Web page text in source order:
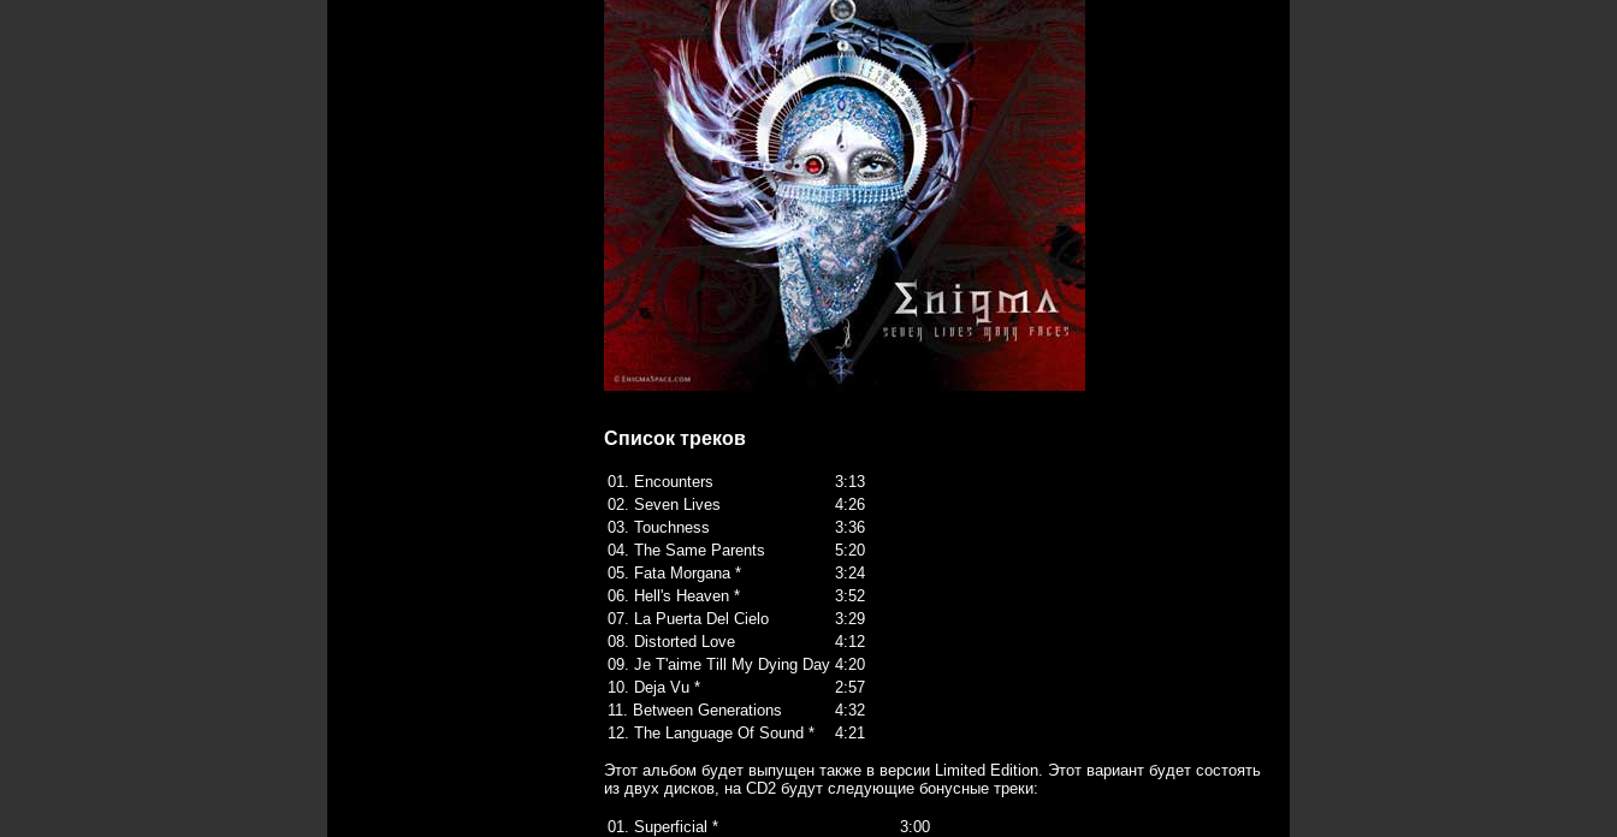
Список треков
01. Encounters
3:13
02. Seven Lives
4:26
03. Touchness
3:36
04. The Same Parents
5:20
05. Fata Morgana *
3:24
06. Hell's Heaven *
3:52
07. La Puerta Del Cielo
3:29
08. Distorted Love
4:12
09. Je T'aime Till My Dying Day 4:20
10. Deja Vu *
2:57
11. Between Generations
4:32
12. The Language Of Sound *
4:21
Этот альбом будет выпущен также в версии Limited Edition. Этот вариант будет состоять
из двух дисков, на CD2 будут следующие бонусные треки:
01. Superficial *
3:00